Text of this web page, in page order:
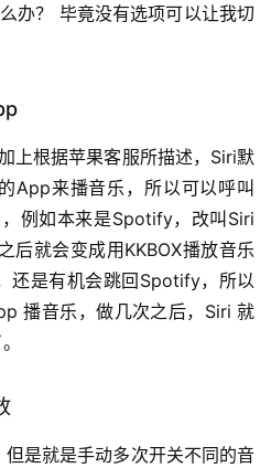
办？ 毕竟没有选项可以让我切
上根据苹果客服所描述，Siri默
App来播音乐，所以可以呼叫
例如本来是Spotify，改叫Siri
后就会变成用KKBOX播放音乐
还是有机会跳回Spotify，所以
播音乐，做几次之后，Siri 就
是就是手动多次开关不同的音